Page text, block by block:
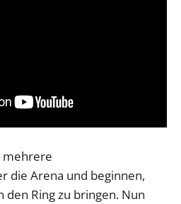
mehrere
die Arena und beginnen,
Ring zu bringen. Nun